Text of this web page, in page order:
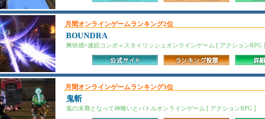
月間オンラインゲームランキング2位
BOUNDRA
爽快感×連続コンボ＝スタイリッシュオンラインゲーム [ アクションRPG ]
月間オンラインゲームランキング3位
鬼斬
鬼の末裔となって神喰いとバトルオンラインゲーム [ アクションRPG ]